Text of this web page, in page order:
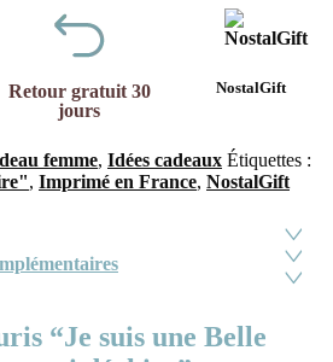
Retour gratuit 30
jours
NostalGift
femme, Idées cadeaux Étiquettes :
, Imprimé en France, NostalGift
“Je suis une Belle